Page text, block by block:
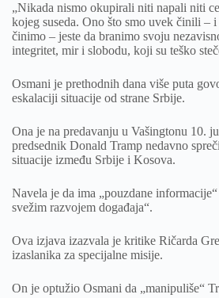
„Nikada nismo okupirali niti napali niti
kojeg suseda. Ono što smo uvek činili – i
činimo – jeste da branimo svoju
integritet, mir i slobodu, koji su teško
Osmani je prethodnih dana više puta
eskalaciji situacije od strane Srbije.
Ona je na predavanju u Vašingtonu 10.
predsednik Donald Tramp nedavno
situacije između Srbije i Kosova.
Navela je da ima „pouzdane
svežim razvojem događaja“.
Ova izjava izazvala je kritike Ričarda
izaslanika za specijalne misije.
On je optužio Osmani da „manipuliše“